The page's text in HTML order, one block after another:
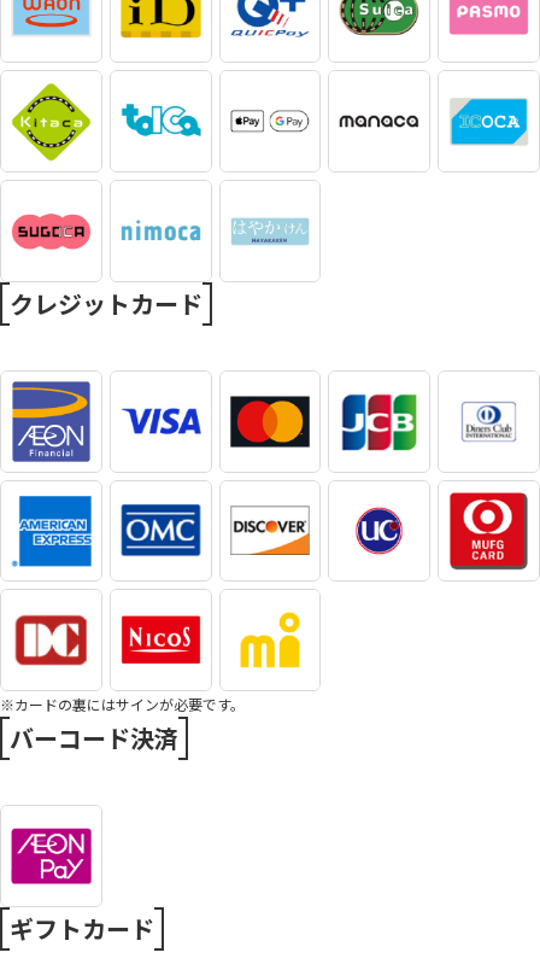
クレジットカード
※カードの裏にはサインが必要です。
バーコード決済
ギフトカード